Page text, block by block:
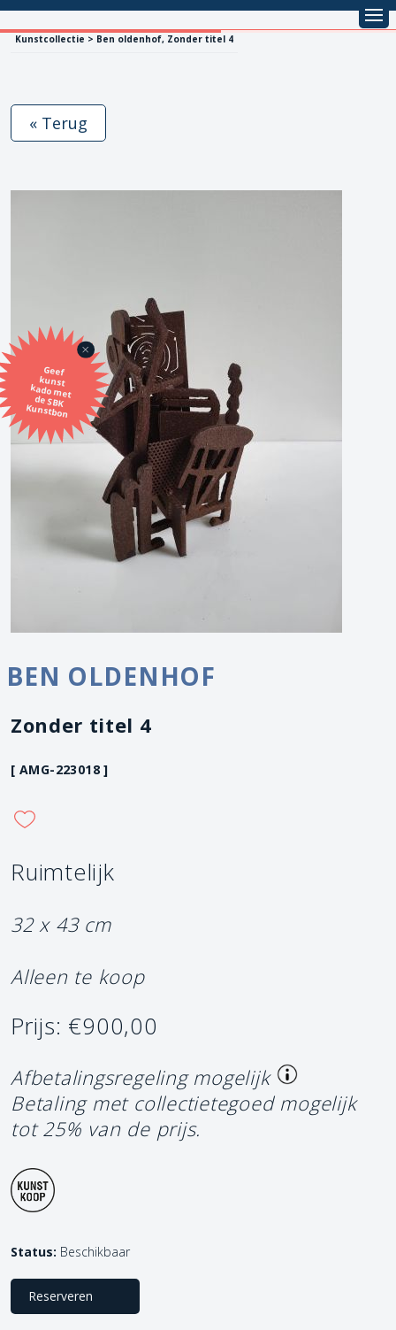
Kunstcollectie > Ben oldenhof, Zonder titel 4
Geef
kunst
kado met
de SBK
Kunstbon
« Terug
BEN OLDENHOF
Zonder titel 4
[ AMG-223018 ]
Ruimtelijk
32 x 43 cm
Alleen te koop
Prijs: €900,00
Afbetalingsregeling mogelijk
Betaling met collectietegoed mogelijk
tot 25% van de prijs.
Status: Beschikbaar
Reserveren